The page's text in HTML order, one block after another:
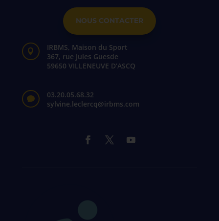
NOUS CONTACTER

IRBMS, Maison du Sport
367, rue Jules Guesde
59650 VILLENEUVE D’ASCQ

03.20.05.68.32
sylvine.leclercq@irbms.com